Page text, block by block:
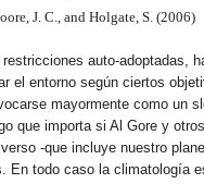
J. C., and Holgate, S. (2006)
auto-adoptadas,
el entorno según ciertos
mayormente como un
que importa si Al Gore y
-que incluye nuestro
En todo caso la climatología